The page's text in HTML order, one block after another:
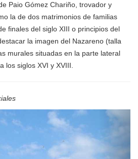
Paio Gómez Chariño, trovador y
la de dos matrimonios de familias
finales del siglo XIII o principios del
la imagen del Nazareno (talla
murales situadas en la parte lateral
los siglos XVI y XVIII.